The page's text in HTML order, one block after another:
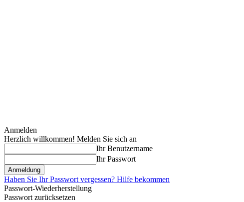
Anmelden
Herzlich willkommen! Melden Sie sich an
Ihr Benutzername
Ihr Passwort
Haben Sie Ihr Passwort vergessen? Hilfe bekommen
Passwort-Wiederherstellung
Passwort zurücksetzen